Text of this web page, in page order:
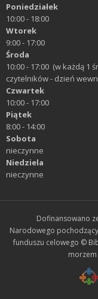
Poniedziałek
10:00 - 18:00
Wtorek
9:00 - 17:00
Środa
10:00 - 17:00 (w każdą 1
czytelników - dzień
Czwartek
10:00 - 17:00
Piątek
8:00 - 14:00
Sobota
nieczynne
Niedziela
nieczynne
Dofinansowano
Narodowego
funduszu celowego ©
morzem